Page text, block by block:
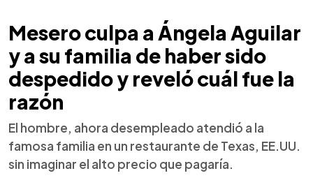
Mesero culpa a Ángela Aguilar
y a su familia de haber sido
despedido y reveló cuál fue la
razón
El hombre, ahora desempleado atendió a la
famosa familia en un restaurante de Texas, EE.UU.
sin imaginar el alto precio que pagaría.